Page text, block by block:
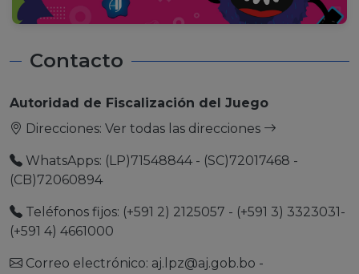
Contacto
Autoridad de Fiscalización del Juego
Direcciones: Ver todas las direcciones
WhatsApps: (LP)71548844 - (SC)72017468 -
(CB)72060894
Teléfonos fijos: (+591 2) 2125057 - (+591 3) 3323031-
(+591 4) 4661000
Correo electrónico: aj.lpz@aj.gob.bo -